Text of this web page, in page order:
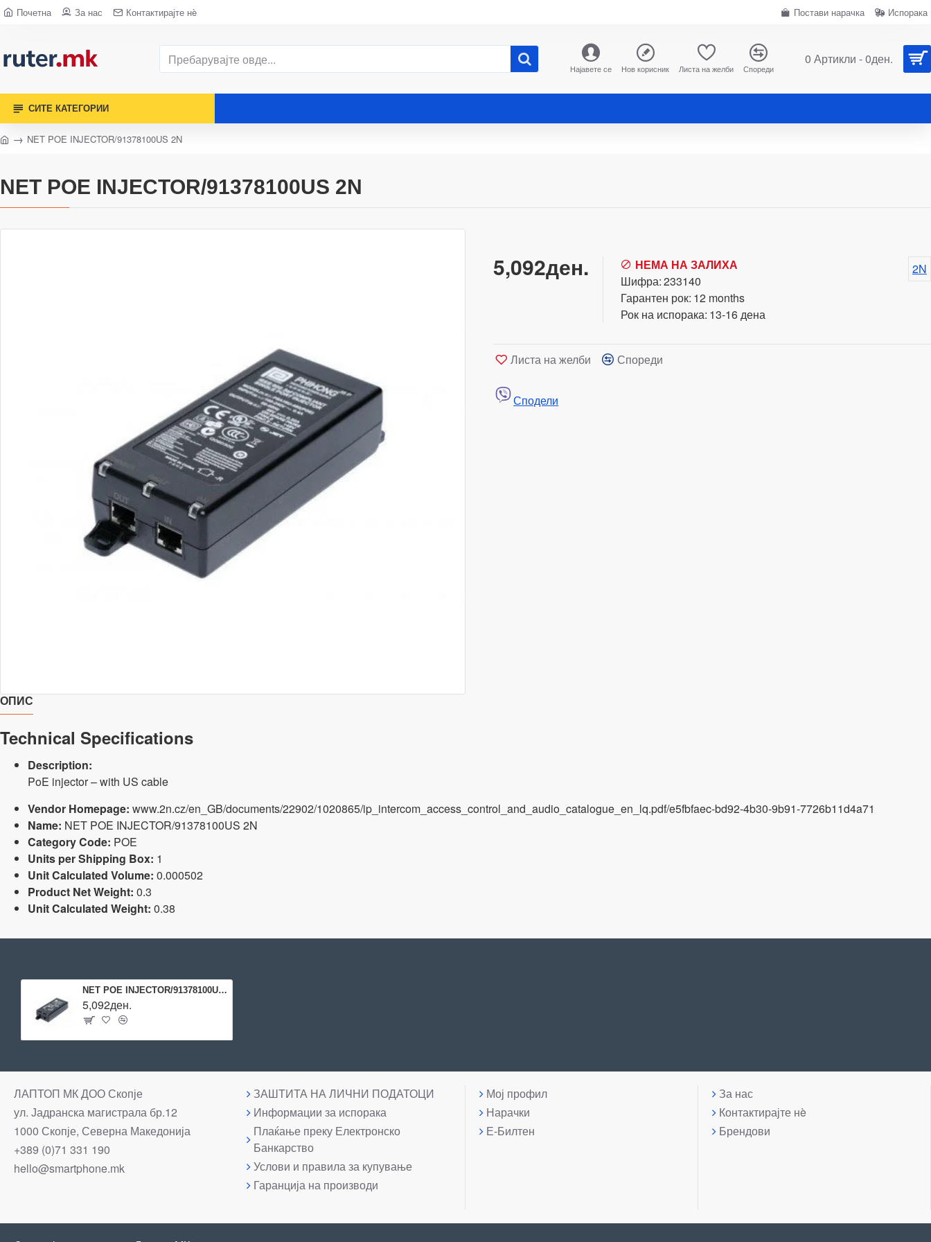
Почетна За нас Контактирајте нè Постави нарачка Испорака
Најавете се Нов корисник Листа на желби Спореди
0 Артикли - 0ден.
СИТЕ КАТЕГОРИИ
NET POE INJECTOR/91378100US 2N
NET POE INJECTOR/91378100US 2N
5,092ден.
НЕМА НА ЗАЛИХА
Шифра:233140
Гарантен рок: 12 months
Рок на испорака: 13-16 дена
2N
Листа на желби Спореди
Сподели
ОПИС
Technical Specifications
Description:
PoE injector – with US cable
Vendor Homepage: www.2n.cz/en_GB/documents/22902/1020865/ip_intercom_access_control_and_audio_catalogue_en_lq.pdf/e5fbfaec-bd92-4b30-9b91-7726b11d4a71
Name: NET POE INJECTOR/91378100US 2N
Category Code: POE
Units per Shipping Box: 1
Unit Calculated Volume: 0.000502
Product Net Weight: 0.3
Unit Calculated Weight: 0.38
NET POE INJECTOR/91378100US 2N
5,092ден.
ЛАПТОП МК ДОО Скопје
ул. Јадранска магистрала бр.12
1000 Скопје, Северна Македонија
+389 (0)71 331 190
hello@smartphone.mk
ЗАШТИТА НА ЛИЧНИ ПОДАТОЦИ
Информации за испорака
Плаќање преку Електронско
Банкарство
Услови и правила за купување
Гаранција на производи
Мој профил
Нарачки
Е-Билтен
За нас
Контактирајте нè
Брендови